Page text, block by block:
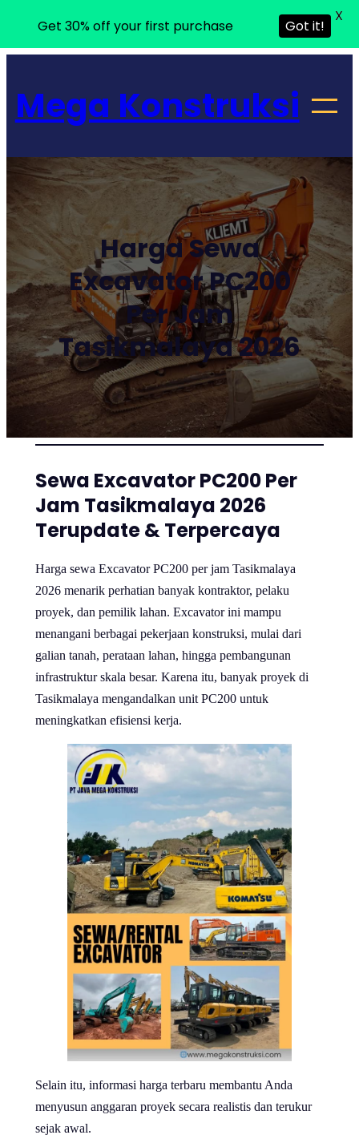
konten
Mega Konstruksi
Harga Sewa
Excavator PC200
Per Jam
Tasikmalaya 2026
Sewa Excavator PC200 Per
Jam Tasikmalaya 2026
Terupdate & Terpercaya
Harga sewa Excavator PC200 per jam Tasikmalaya
2026 menarik perhatian banyak kontraktor, pelaku
proyek, dan pemilik lahan. Excavator ini mampu
menangani berbagai pekerjaan konstruksi, mulai dari
galian tanah, perataan lahan, hingga pembangunan
infrastruktur skala besar. Karena itu, banyak proyek di
Tasikmalaya mengandalkan unit PC200 untuk
meningkatkan efisiensi kerja.
Selain itu, informasi harga terbaru membantu Anda
menyusun anggaran proyek secara realistis dan terukur
sejak awal.
Get 30% off your first purchase Got it!
X